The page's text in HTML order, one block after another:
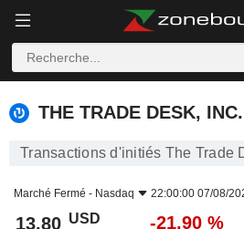
THE TRADE DESK, INC.
THE TRADE DESK, INC.
Transactions d'initiés The Trade
Marché Fermé - Nasdaq 22:00:00 07/08/
13,80 USD -21,90 %